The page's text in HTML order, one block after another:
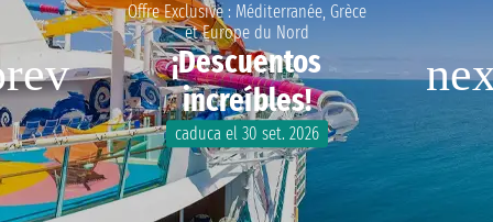
Offre Exclusive : Méditerranée, Grèce
et Europe du Nord
¡Descuentos
increíbles!
caduca el 30 set. 2026